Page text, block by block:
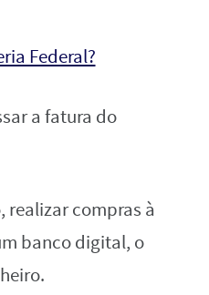
Federal?
a fatura do
realizar compras à
banco digital, o